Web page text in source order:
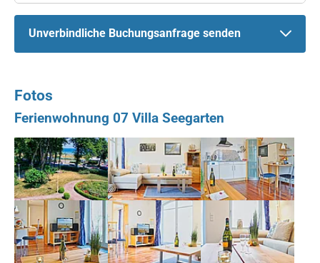
Unverbindliche Buchungsanfrage senden
Fotos
Ferienwohnung 07 Villa Seegarten
Show larger version for:Show larger version for:Show larger version for:
Show larger version for:Show larger version for:Show larger version for: